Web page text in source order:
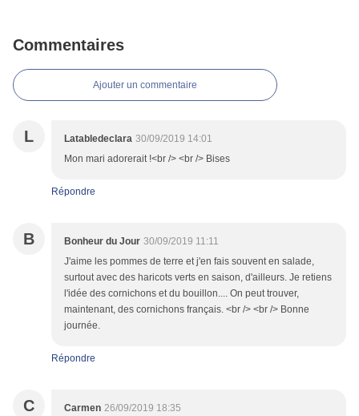
Commentaires
Ajouter un commentaire
L Latabledeclara 30/09/2019 14:01
Mon mari adorerait !<br /> <br /> Bises
Répondre
B Bonheur du Jour 30/09/2019 11:11
J'aime les pommes de terre et j'en fais souvent en salade,
surtout avec des haricots verts en saison, d'ailleurs. Je retiens
l'idée des cornichons et du bouillon.... On peut trouver,
maintenant, des cornichons français. <br /> <br /> Bonne
journée.
Répondre
C Carmen 26/09/2019 18:35